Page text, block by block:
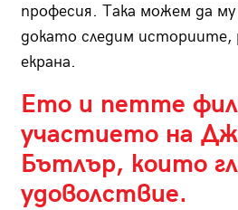
професия. Така можем да
докато следим историите,
екрана.
Ето и петте
участието на
Бътлър, които
удоволствие.